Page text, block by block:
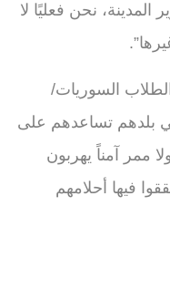
نحن فعليًا لا
السوريات/
بلدهم تساعدهم على
ممر آمناً يهربون
فيها أحلامهم